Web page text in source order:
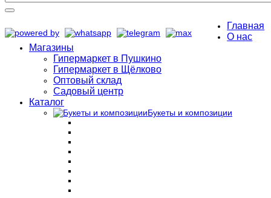
Главная
О нас
Магазины
Гипермаркет в Пушкино
Гипермаркет в Щёлково
Оптовый склад
Садовый центр
Каталог
Букеты и композиции